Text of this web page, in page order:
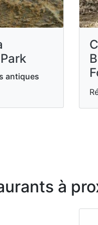
antiques
à